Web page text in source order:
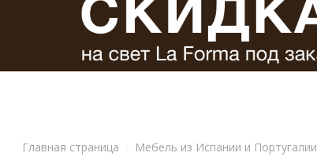
Главная страница Мебель из Испании и Португалии